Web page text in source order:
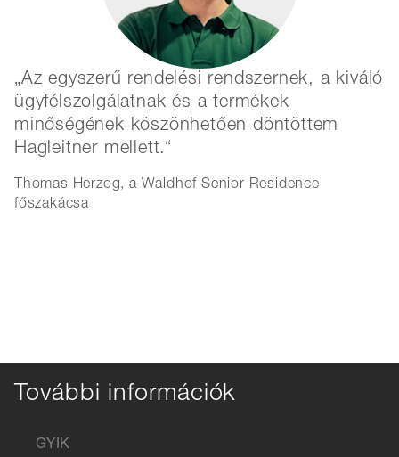
Az egyszerű rendelési rendszernek, a kiváló
ügyfélszolgálatnak és a termékek
minőségének köszönhetően döntöttem
Hagleitner mellett.
Thomas Herzog, a Waldhof Senior Residence
főszakácsa
További információk
GYIK